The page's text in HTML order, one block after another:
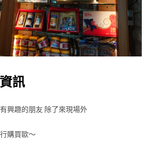
訊
興趣的朋友 除了來現場外
購買歐～